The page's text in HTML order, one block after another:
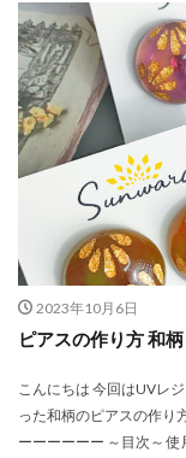
ピアス用シリコ
ハンドメイドレ
ビールジョッキ
ピアス用シリコ
どんぐりアクセサ
シリコンモール
ジャンプリング
ジャンプリング
シリコンパレット
シリコンモール
シリコンモール
シリコンモール
2023年10月6日
ピアスの作り方 和
こんにちは 今回はUVレ
った和柄のピアスの作り
ーーーーーー ～目次～